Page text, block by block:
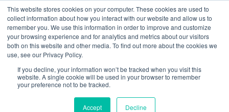
This website stores cookies on your computer. These cookies are used to
collect information about how you interact with our website and allow us to
remember you. We use this information in order to improve and customize
your browsing experience and for analytics and metrics about our visitors
both on this website and other media. To find out more about the cookies we
use, see our Privacy Policy.
If you decline, your information won’t be tracked when you visit this
website. A single cookie will be used in your browser to remember
your preference not to be tracked.
Accept Decline
Aller
au
contenu
principal
01 84 20 18 48
Spécialiste de la formation SST et
de la Formation Incendie